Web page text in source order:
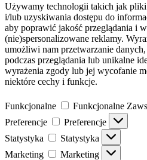
Używamy technologii takich jak
i/lub uzyskiwania dostępu do
aby poprawić jakość przeglądania i
(nie)spersonalizowane reklamy.
umożliwi nam przetwarzanie
podczas przeglądania lub unikalne
wyrażenia zgody lub jej wycofanie
niektóre cechy i funkcje.
Funkcjonalne Funkcjonalne
Preferencje
Preferencje
Statystyka
Statystyka
Marketing
Marketing